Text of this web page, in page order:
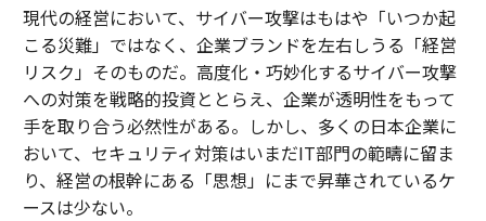
現代の経営において、サイバー攻撃はもはや「いつか起
こる災難」ではなく、企業ブランドを左右しうる「経営
リスク」そのものだ。高度化・巧妙化するサイバー攻撃
への対策を戦略的投資ととらえ、企業が透明性をもって
手を取り合う必然性がある。しかし、多くの日本企業に
おいて、セキュリティ対策はいまだIT部門の範疇に留ま
り、経営の根幹にある「思想」にまで昇華されているケ
ースは少ない。